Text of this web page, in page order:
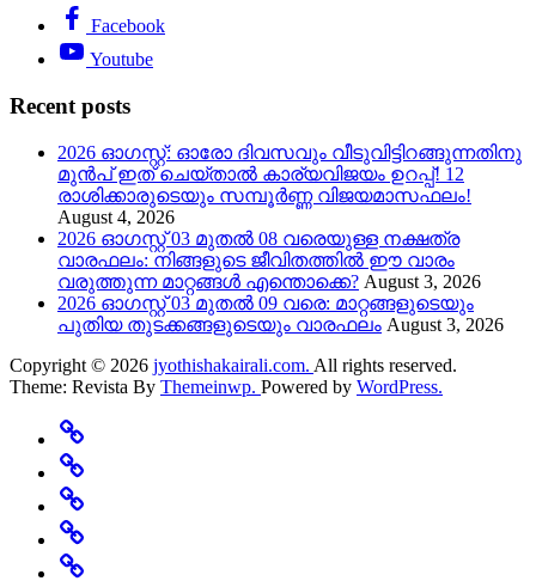
Facebook
Youtube
Recent posts
2026 ഓഗസ്റ്റ്: ഓരോ ദിവസവും വീടുവിട്ടിറങ്ങുന്നതിനു
മുൻപ് ഇത് ചെയ്താൽ കാര്യവിജയം ഉറപ്പ്! 12
രാശിക്കാരുടെയും സമ്പൂർണ്ണ വിജയമാസഫലം!
August 4, 2026
2026 ഓഗസ്റ്റ് 03 മുതൽ 08 വരെയുള്ള നക്ഷത്ര
വാരഫലം: നിങ്ങളുടെ ജീവിതത്തിൽ ഈ വാരം
വരുത്തുന്ന മാറ്റങ്ങൾ എന്തൊക്കെ? August 3, 2026
2026 ഓഗസ്റ്റ് 03 മുതൽ 09 വരെ: മാറ്റങ്ങളുടെയും
പുതിയ തുടക്കങ്ങളുടെയും വാരഫലം August 3, 2026
Copyright © 2026 jyothishakairali.com. All rights reserved.
Theme: Revista By Themeinwp. Powered by WordPress.
Home
Predictions
Specials
Rashi
Change
Believe